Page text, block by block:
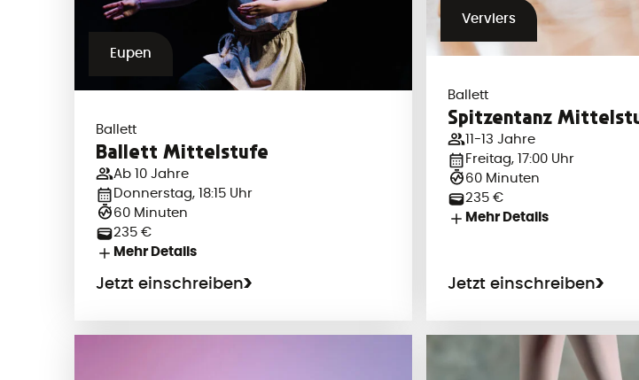
Eupen
Ballett
Ballett Mittelstufe
Ab 10 Jahre
Donnerstag, 18:15 Uhr
60 Minuten
235 €
Mehr Details
Jetzt einschreiben
Verviers
Ballett
Spitzentanz
11-13 Jahre
Freitag, 17:00 Uhr
60 Minuten
235 €
Mehr Details
Jetzt einschreiben